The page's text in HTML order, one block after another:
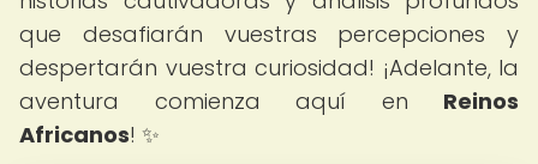
que desafiarán vuestras percepciones y
despertarán vuestra curiosidad! ¡Adelante, la
aventura comienza aquí en Reinos
Africanos! ✨